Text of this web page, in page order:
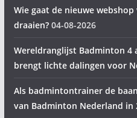
Wie gaat de nieuwe
draaien? 04-08-2026
Wereldranglijst Badminton 4
brengt lichte dalingen voor
Als badmintontrainer de
van Badminton Nederland in